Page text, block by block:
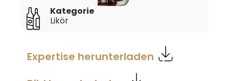
Kategorie
Likör
Expertise herunterladen